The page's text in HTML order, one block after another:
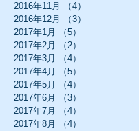
2016年11月
（4）
2016年12月
（3）
2017年1月
（5）
2017年2月
（2）
2017年3月
（4）
2017年4月
（5）
2017年5月
（4）
2017年6月
（3）
2017年7月
（4）
2017年8月
（4）